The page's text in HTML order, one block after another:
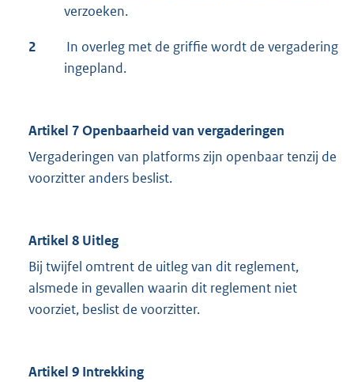
verzoeken.
2
In overleg met de griffie wordt de vergadering
ingepland.
Artikel 7 Openbaarheid van vergaderingen
Vergaderingen van platforms zijn openbaar tenzij de
voorzitter anders beslist.
Artikel 8 Uitleg
Bij twijfel omtrent de uitleg van dit reglement,
alsmede in gevallen waarin dit reglement niet
voorziet, beslist de voorzitter.
Artikel 9 Intrekking